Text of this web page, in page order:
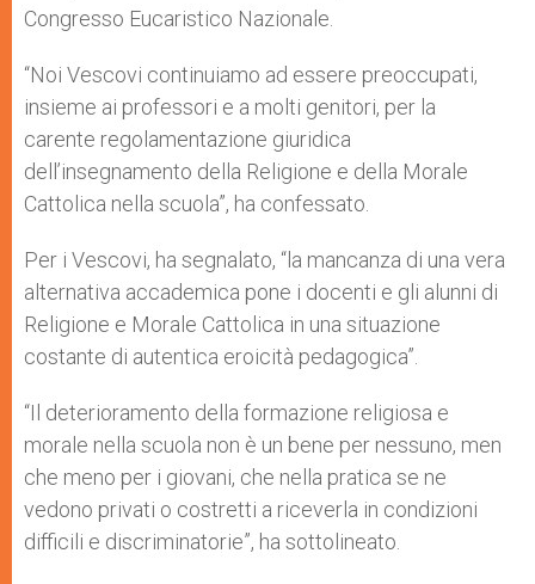
Congresso Eucaristico Nazionale.
“Noi Vescovi continuiamo ad essere preoccupati,
insieme ai professori e a molti genitori, per la
carente regolamentazione giuridica
dell’insegnamento della Religione e della Morale
Cattolica nella scuola”, ha confessato.
Per i Vescovi, ha segnalato, “la mancanza di una vera
alternativa accademica pone i docenti e gli alunni di
Religione e Morale Cattolica in una situazione
costante di autentica eroicità pedagogica”.
“Il deterioramento della formazione religiosa e
morale nella scuola non è un bene per nessuno, men
che meno per i giovani, che nella pratica se ne
vedono privati o costretti a riceverla in condizioni
difficili e discriminatorie”, ha sottolineato.